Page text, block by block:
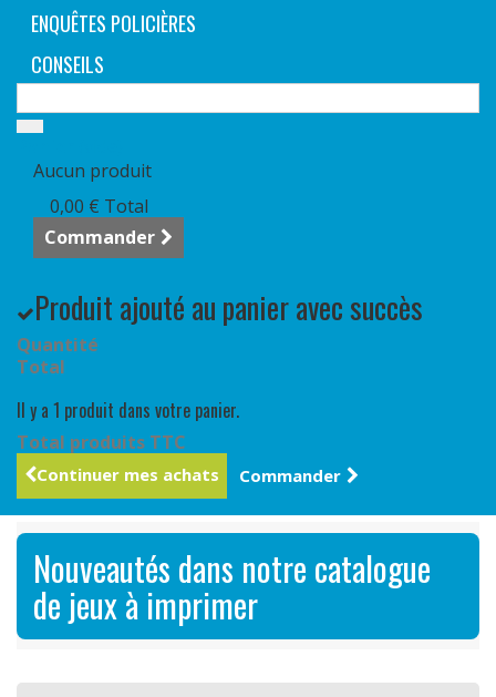
ENQUÊTES POLICIÈRES
CONSEILS
Aucun produit
0,00 € Total
Commander
Produit ajouté au panier avec succès
Quantité
Total
Il y a 1 produit dans votre panier.
Total produits TTC
Continuer mes achats Commander
Nouveautés dans notre catalogue
de jeux à imprimer